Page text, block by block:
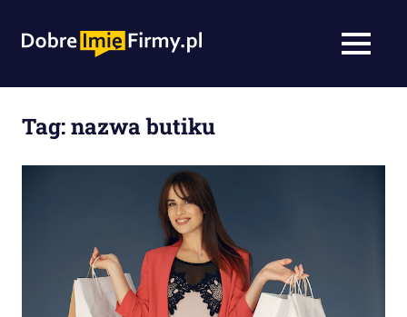
nazwy
agencja
namingowa
MENU
Tag:nazwa butiku